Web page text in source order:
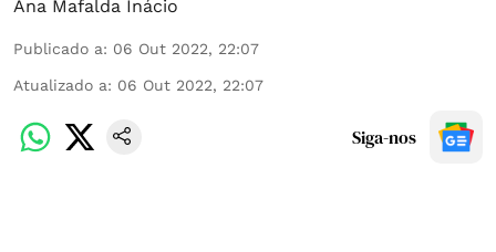
Ana Mafalda Inácio
Publicado a: 06 Out 2022, 22:07
Atualizado a: 06 Out 2022, 22:07
Siga-nos